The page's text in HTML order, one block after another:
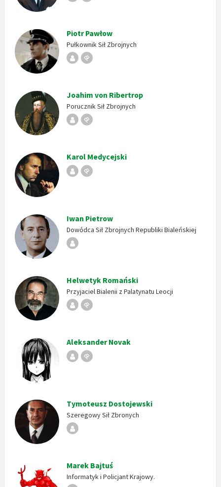
Piotr Pawłow
Pułkownik Sił Zbrojnych
RepublikaStempel
Joahim von Ribertrop
Porucznik Sił Zbrojnych
RepublikaStempel
Karol Medycejski
RepublikaStempel
Iwan Pietrow
Dowódca Sił Zbrojnych Republiki Bialeńskiej
Republika
Helwetyk Romański
Przyjaciel Bialenii z Palatynatu Leocji
RepublikaStempel
Aleksander Novak
RepublikaStempel
Tymoteusz Dostojewski
Szeregowy Sił Zbronych
Republika
Marek Bajtuś
Informatyk i Policjant Krajowy.